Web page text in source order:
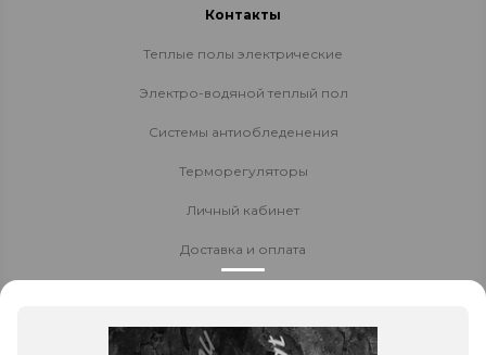
Контакты
Теплые полы электрические
Электро-водяной теплый пол
Системы антиобледенения
Терморегуляторы
Личный кабинет
Доставка и оплата
Политика конфиденциальности